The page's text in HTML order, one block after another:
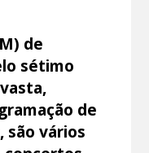
de
sétimo
de
são vários